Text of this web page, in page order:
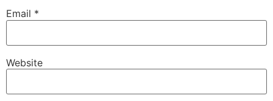
Email *
Website